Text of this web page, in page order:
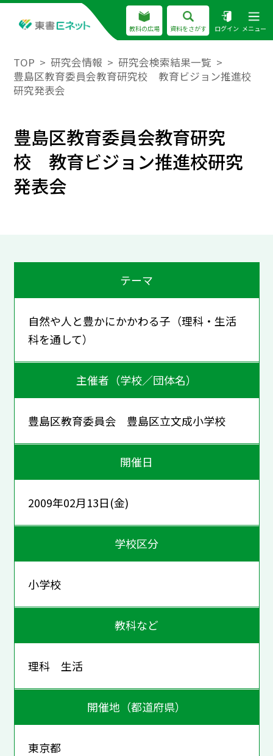
教科の広場 資料をさがす ログイン メニュー
TOP 研究会情報
研究会検索結果一覧
豊島区教育委員会教育研究校 教育ビジョン推進校
研究発表会
豊島区教育委員会教育研究
校 教育ビジョン推進校研究
発表会
テーマ
自然や人と豊かにかかわる子（理科・生活
科を通して）
主催者（学校／団体名）
豊島区教育委員会 豊島区立文成小学校
開催日
2009年02月13日(金)
学校区分
小学校
教科など
理科 生活
開催地（都道府県）
東京都